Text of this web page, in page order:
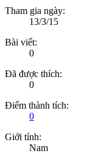
Tham gia ngày:
13/3/15
Bài viết:
0
Đã được thích:
0
Điểm thành tích:
0
Giới tính:
Nam